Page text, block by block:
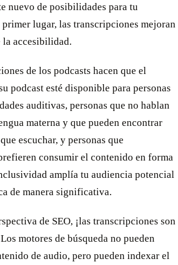
nuevo de posibilidades para tu
lugar, las transcripciones mejoran
la accesibilidad.
de los podcasts hacen que el
podcast esté disponible para personas
auditivas, personas que no hablan
materna y que pueden encontrar
escuchar, y personas que
consumir el contenido en forma
amplía tu audiencia potencial
de manera significativa.
de SEO, ¡las transcripciones son
motores de búsqueda no pueden
de audio, pero pueden indexar el